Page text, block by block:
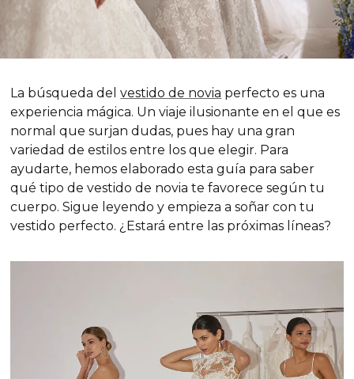
La búsqueda delvestido de novia perfecto es una
experiencia mágica. Un viaje ilusionante en el que es
normal que surjan dudas, pues hay una gran
variedad de estilos entre los que elegir. Para
ayudarte, hemos elaborado esta guía para saber
qué tipo de vestido de novia te favorece según tu
cuerpo. Sigue leyendo y empieza a soñar con tu
vestido perfecto. ¿Estará entre las próximas líneas?